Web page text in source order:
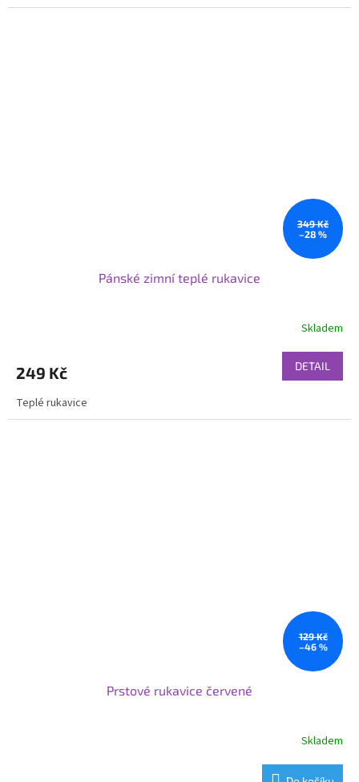
349 Kč
–28 %
Pánské zimní teplé rukavice
Skladem
249 Kč DETAIL
Teplé rukavice
129 Kč
–46 %
Prstové rukavice červené
Skladem